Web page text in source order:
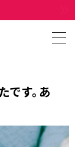
です。あ